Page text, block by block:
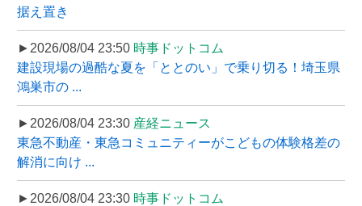
据え置き
►2026/08/04 23:50 時事ドットコム
建設現場の過酷な夏を「ととのい」で乗り切る！埼玉県
鴻巣市の ...
►2026/08/04 23:30 産経ニュース
東急不動産・東急コミュニティーがこどもの体験格差の
解消に向け ...
►2026/08/04 23:30 時事ドットコム